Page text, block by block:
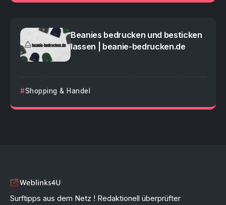
Beanies bedrucken und besticken
lassen | beanie-bedrucken.de
Shopping & Handel
Surftipps aus dem Netz ! Redaktionell überprüfter